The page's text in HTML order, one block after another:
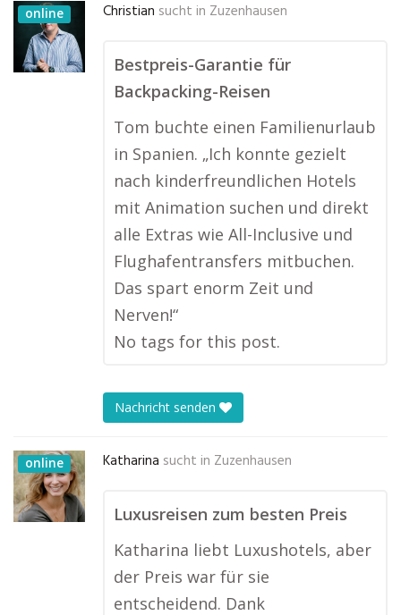
online Christian sucht in Zuzenhausen
Bestpreis-Garantie für
Backpacking-Reisen
Tom buchte einen Familienurlaub
in Spanien. „Ich konnte gezielt
nach kinderfreundlichen Hotels
mit Animation suchen und direkt
alle Extras wie All-Inclusive und
Flughafentransfers mitbuchen.
Das spart enorm Zeit und
Nerven!“
No tags for this post.
Nachricht senden
online Katharina sucht in Zuzenhausen
Luxusreisen zum besten Preis
Katharina liebt Luxushotels, aber
der Preis war für sie
entscheidend. Dank